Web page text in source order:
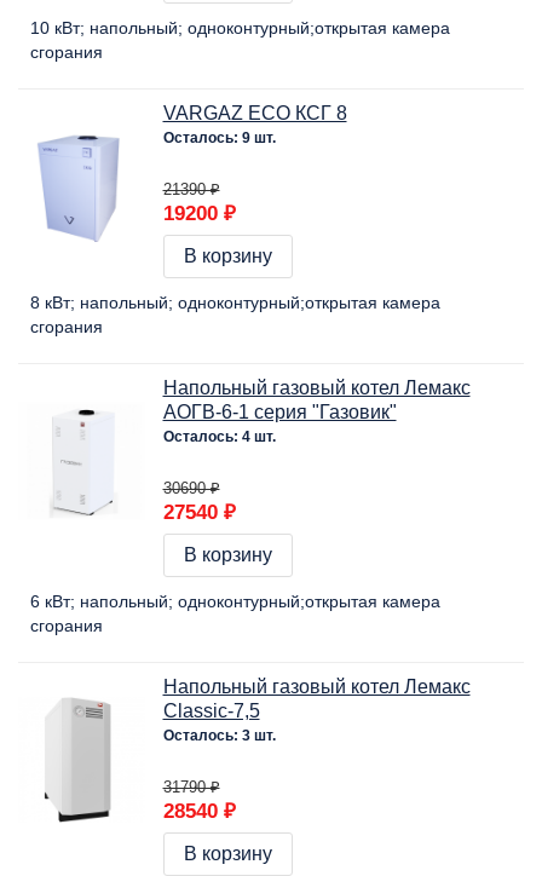
10 кВт напольный одноконтурный открытая камера
сгорания
VARGAZ ECO КСГ 8
Осталось: 9 шт.
21390 ₽
19200 ₽
В корзину
8 кВт напольный одноконтурный открытая камера
сгорания
Напольный газовый котел Лемакс
АОГВ-6-1 серия "Газовик"
Осталось: 4 шт.
30690 ₽
27540 ₽
В корзину
6 кВт напольный одноконтурный открытая камера
сгорания
Напольный газовый котел Лемакс
Classic-7,5
Осталось: 3 шт.
31790 ₽
28540 ₽
В корзину